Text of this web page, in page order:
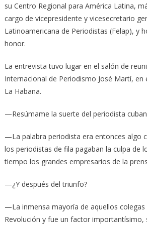
su Centro Regional para América Latina,
cargo de vicepresidente y vicesecretario
Latinoamericana de Periodistas (Felap), y
honor.
La entrevista tuvo lugar en el salón de
Internacional de Periodismo José Martí, en
La Habana.
—Resúmame la suerte del periodista
—La palabra periodista era entonces algo
los periodistas de fila pagaban la culpa de
tiempo los grandes empresarios de la
—¿Y después del triunfo?
—La inmensa mayoría de aquellos
Revolución y fue un factor importantísimo,